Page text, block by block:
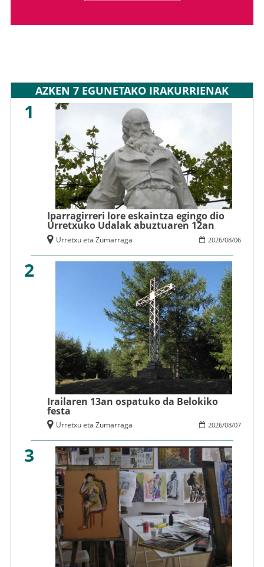
AZKEN 7 EGUNETAKO IRAKURRIENAK
1
Iparragirreri lore eskaintza egingo dio
Urretxuko Udalak abuztuaren 12an
2026/08/06
Urretxu eta Zumarraga
2
Irailaren 13an ospatuko da Belokiko
festa
2026/08/07
Urretxu eta Zumarraga
3